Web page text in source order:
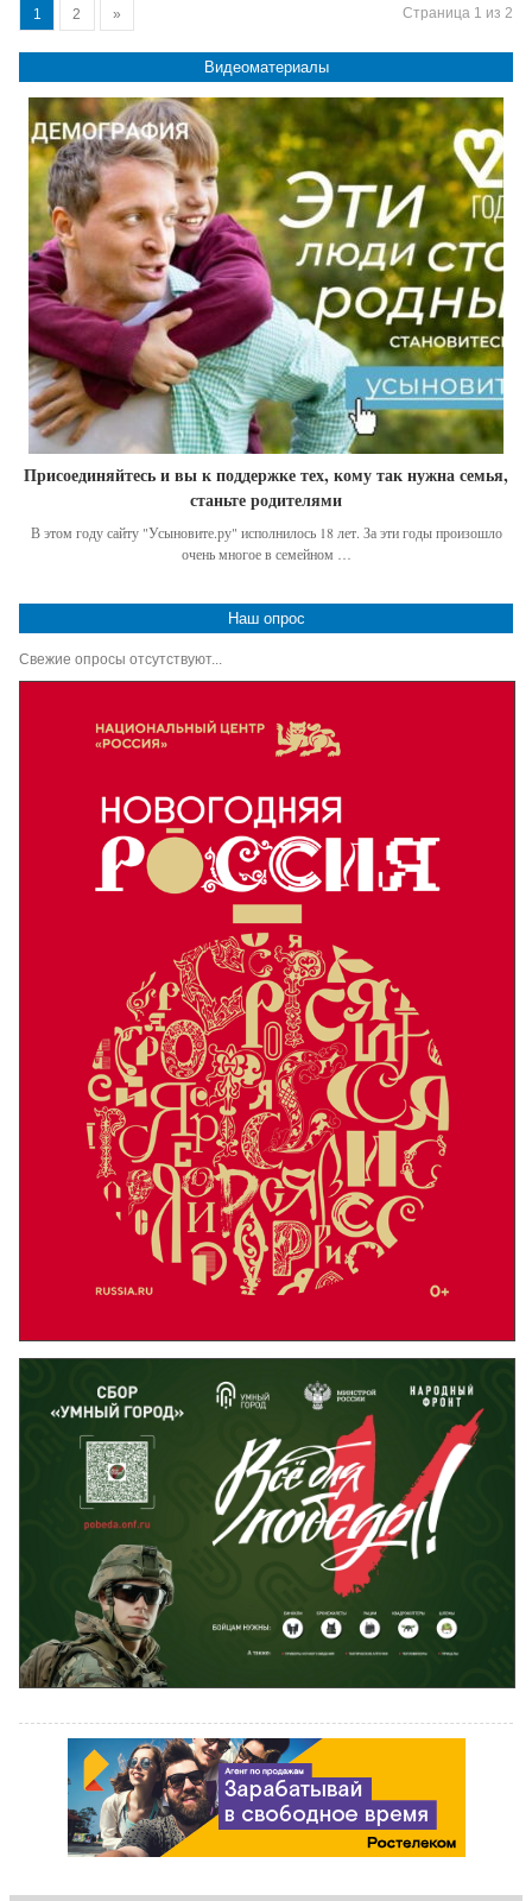
Страница 1 из 2
1 2 »
Видеоматериалы
Присоединяйтесь и вы к поддержке тех, кому так нужна семья,
станьте родителями
В этом году сайту "Усыновите.ру" исполнилось 18 лет. За эти годы произошло
очень многое в семейном …
Наш опрос
Свежие опросы отсутствуют...